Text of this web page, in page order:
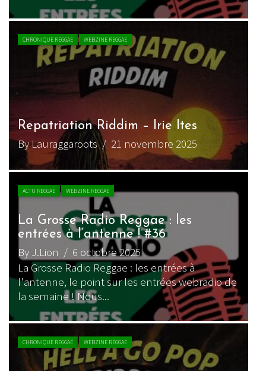
CHRONIQUE REGGAE WEBZINE REGGAE
Repatriation Riddim – Irie Ites
By Lauraggaroots/ 21 novembre 2025
ACTU REGGAE WEBZINE REGGAE
La Grosse Radio Reggae : les
entrées à l’antenne ! #36
By J.Lion / 6 octobre 2025
La Grosse Radio Reggae : les entrées à
l'antenne, le point sur les entrées webradio de
la semaine ! Nous...
CHRONIQUE REGGAE WEBZINE REGGAE